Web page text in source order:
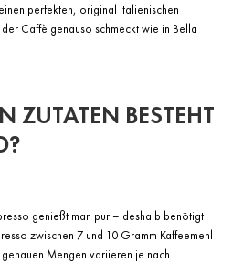
perfekten, original italienischen
Caffè genauso schmeckt wie in Bella
ZUTATEN BESTEHT
genießt man pur – deshalb benötigt
zwischen 7 und 10 Gramm Kaffeemehl
Mengen variieren je nach